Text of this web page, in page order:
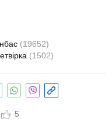
(19652)
(1502)
5